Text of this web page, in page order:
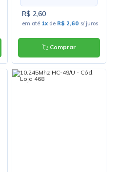
R$ 2,60
em até 1x de R$ 2,60 s/ juros
Comprar